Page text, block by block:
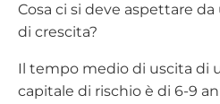
Cosa ci si deve aspettare
di crescita?
Il tempo medio di uscita di
capitale di rischio è di 6-9